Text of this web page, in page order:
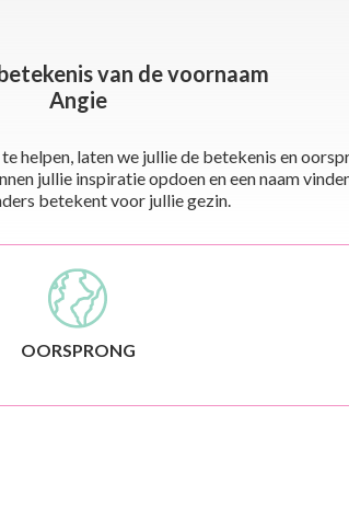
van de voornaam
Angie
helpen, laten we jullie de betekenis en
jullie inspiratie opdoen en een naam
betekent voor jullie gezin.
OORSPRONG